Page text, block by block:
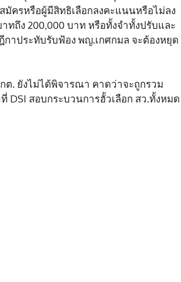
มัครหรือผู้มีสิทธิเลือกลงคะแนนหรือไม่ลง
ทถึง 200,000 บาท หรือทั้งจำทั้งปรับและ
าประทับรับฟ้อง พญ.เกศกมล จะต้องหยุด
ต. ยังไม่ได้พิจารณา คาดว่าจะถูกรวม
สอบกระบวนการฮั้วเลือก สว.ทั้งหมด